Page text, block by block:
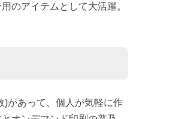
のアイテムとして大活躍。
)があって、個人が気軽に作